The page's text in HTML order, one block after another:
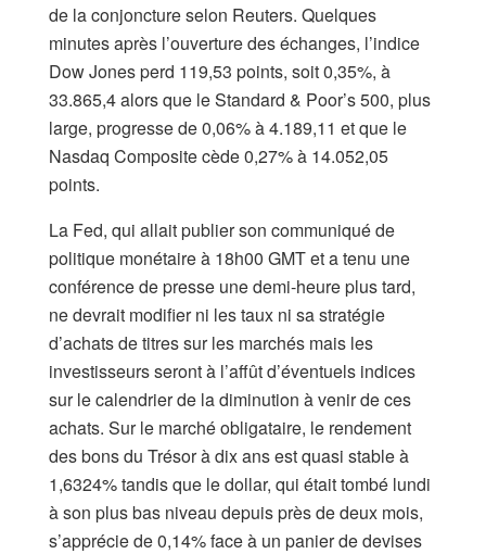
de la conjoncture selon Reuters. Quelques
minutes après l’ouverture des échanges, l’indice
Dow Jones perd 119,53 points, soit 0,35%, à
33.865,4 alors que le Standard & Poor’s 500, plus
large, progresse de 0,06% à 4.189,11 et que le
Nasdaq Composite cède 0,27% à 14.052,05
points.
La Fed, qui allait publier son communiqué de
politique monétaire à 18h00 GMT et a tenu une
conférence de presse une demi-heure plus tard,
ne devrait modifier ni les taux ni sa stratégie
d’achats de titres sur les marchés mais les
investisseurs seront à l’affût d’éventuels indices
sur le calendrier de la diminution à venir de ces
achats. Sur le marché obligataire, le rendement
des bons du Trésor à dix ans est quasi stable à
1,6324% tandis que le dollar, qui était tombé lundi
à son plus bas niveau depuis près de deux mois,
s’apprécie de 0,14% face à un panier de devises